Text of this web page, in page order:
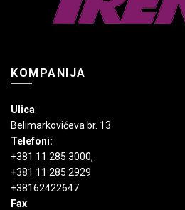
na
stranici
KOMPANIJA
Ulica:
Belimarkovićeva br. 13
Telefoni:
+381 11 285 3000,
+381 11 285 2929
+38162422647
Fax: